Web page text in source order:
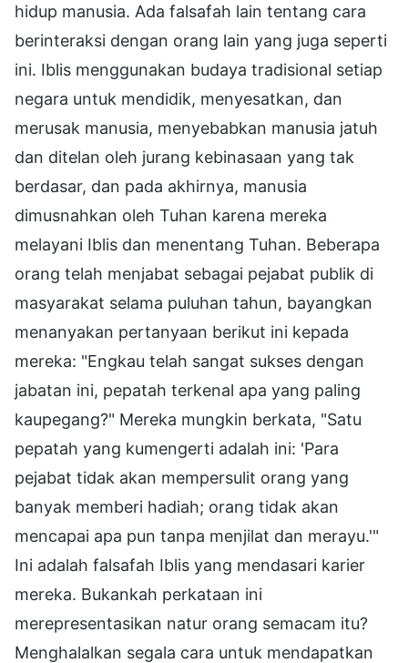
hidup manusia. Ada falsafah lain tentang cara
berinteraksi dengan orang lain yang juga seperti
ini. Iblis menggunakan budaya tradisional setiap
negara untuk mendidik, menyesatkan, dan
merusak manusia, menyebabkan manusia jatuh
dan ditelan oleh jurang kebinasaan yang tak
berdasar, dan pada akhirnya, manusia
dimusnahkan oleh Tuhan karena mereka
melayani Iblis dan menentang Tuhan. Beberapa
orang telah menjabat sebagai pejabat publik di
masyarakat selama puluhan tahun, bayangkan
menanyakan pertanyaan berikut ini kepada
mereka: "Engkau telah sangat sukses dengan
jabatan ini, pepatah terkenal apa yang paling
kaupegang?" Mereka mungkin berkata, "Satu
pepatah yang kumengerti adalah ini: 'Para
pejabat tidak akan mempersulit orang yang
banyak memberi hadiah; orang tidak akan
mencapai apa pun tanpa menjilat dan merayu.'"
Ini adalah falsafah Iblis yang mendasari karier
mereka. Bukankah perkataan ini
merepresentasikan natur orang semacam itu?
Menghalalkan segala cara untuk mendapatkan